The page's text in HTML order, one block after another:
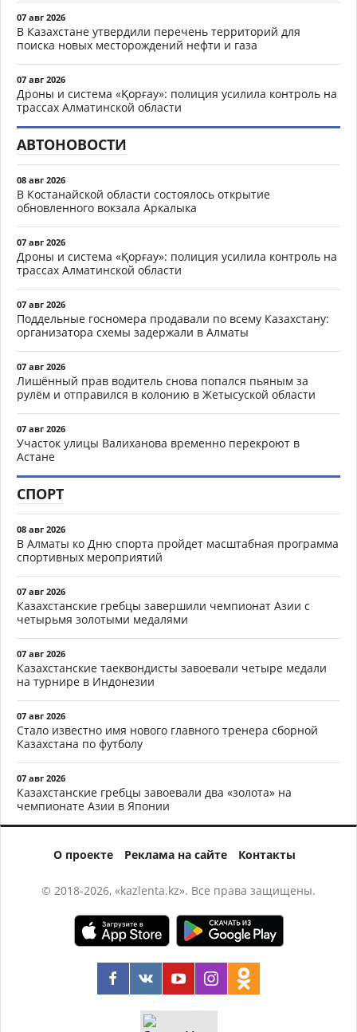
07 авг 2026
В Казахстане утвердили перечень территорий для
поиска новых месторождений нефти и газа
07 авг 2026
Дроны и система «Қорғау»: полиция усилила контроль на
трассах Алматинской области
АВТОНОВОСТИ
08 авг 2026
В Костанайской области состоялось открытие
обновленного вокзала Аркалыка
07 авг 2026
Дроны и система «Қорғау»: полиция усилила контроль на
трассах Алматинской области
07 авг 2026
Поддельные госномера продавали по всему Казахстану:
организатора схемы задержали в Алматы
07 авг 2026
Лишённый прав водитель снова попался пьяным за
рулём и отправился в колонию в Жетысуской области
07 авг 2026
Участок улицы Валиханова временно перекроют в
Астане
СПОРТ
08 авг 2026
В Алматы ко Дню спорта пройдет масштабная программа
спортивных мероприятий
07 авг 2026
Казахстанские гребцы завершили чемпионат Азии с
четырьмя золотыми медалями
07 авг 2026
Казахстанские таеквондисты завоевали четыре медали
на турнире в Индонезии
07 авг 2026
Стало известно имя нового главного тренера сборной
Казахстана по футболу
07 авг 2026
Казахстанские гребцы завоевали два «золота» на
чемпионате Азии в Японии
О проекте Реклама на сайте Контакты
© 2018-2026, «kazlenta.kz». Все права защищены.